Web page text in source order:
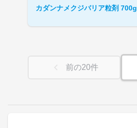
カダンナメクジバリア粒剤 700g
前の20件